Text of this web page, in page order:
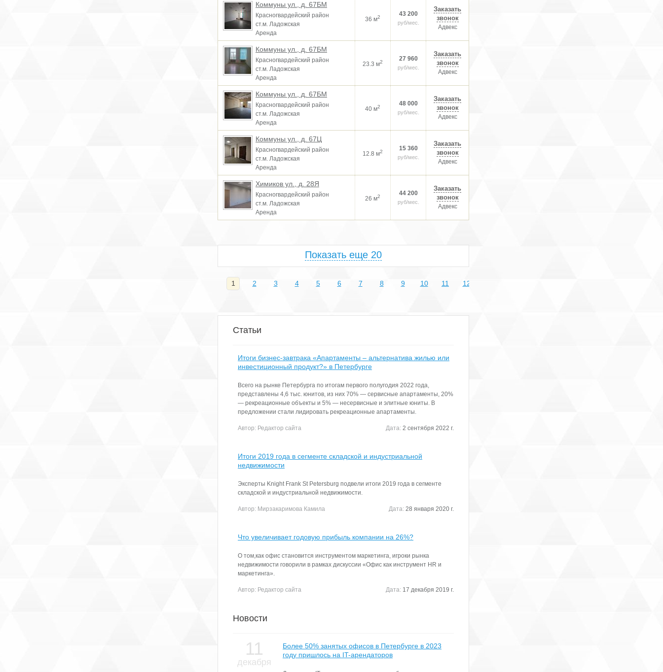
Коммуны ул., д. 67БМ
Красногвардейский район
ст.м. Ладожская
Аренда
36 м2 43 200
руб/мес.
Заказать
звонок
Адвекс
Коммуны ул., д. 67БМ
Красногвардейский район
ст.м. Ладожская
Аренда
23.3 м2 27 960
руб/мес.
Заказать
звонок
Адвекс
Коммуны ул., д. 67БМ
Красногвардейский район
ст.м. Ладожская
Аренда
40 м2 48 000
руб/мес.
Заказать
звонок
Адвекс
Коммуны ул., д. 67Ц
Красногвардейский район
ст.м. Ладожская
Аренда
12.8 м2 15 360
руб/мес.
Заказать
звонок
Адвекс
Химиков ул., д. 28Я
Красногвардейский район
ст.м. Ладожская
Аренда
26 м2 44 200
руб/мес.
Заказать
звонок
Адвекс
Показать еще 20
1 2 3 4 5 6 7 8 9 10 11 12
Статьи
Итоги бизнес-завтрака «Апартаменты – альтернатива жилью или
инвестиционный продукт?» в Петербурге
Всего на рынке Петербурга по итогам первого полугодия 2022 года,
представлены 4,6 тыс. юнитов, из них 70% — сервисные апартаменты, 20%
— рекреационные объекты и 5% — несервисные и элитные юниты. В
предложении стали лидировать рекреационные апартаменты.
Автор: Редактор сайта Дата: 2 сентября 2022 г.
Итоги 2019 года в сегменте складской и индустриальной
недвижимости
Эксперты Knight Frank St Petersburg подвели итоги 2019 года в сегменте
складской и индустриальной недвижимости.
Автор: Мирзакаримова Камила Дата: 28 января 2020 г.
Что увеличивает годовую прибыль компании на 26%?
О том,как офис становится инструментом маркетинга, игроки рынка
недвижимости говорили в рамках дискуссии «Офис как инструмент HR и
маркетинга».
Автор: Редактор сайта Дата: 17 декабря 2019 г.
Новости
11
декабря
Более 50% занятых офисов в Петербурге в 2023
году пришлось на IT-арендаторов